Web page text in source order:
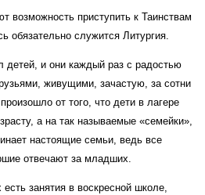
возможность приступить к Таинствам
обязательно служится Литургия.
детей, и они каждый раз с радостью
живущими, зачастую, за сотни
от того, что дети в лагере
а на так называемые «семейки»,
настоящие семьи, ведь все
отвечают за младших.
занятия в воскресной школе,